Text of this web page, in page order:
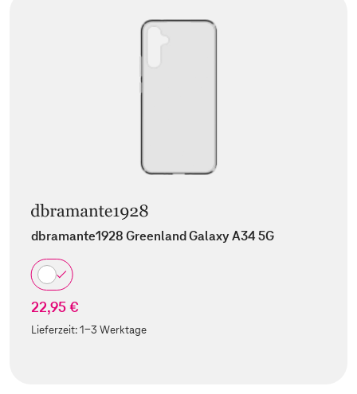
dbramante1928 Greenland Galaxy A34 5G
22,95 €
Lieferzeit:1-3 Werktage